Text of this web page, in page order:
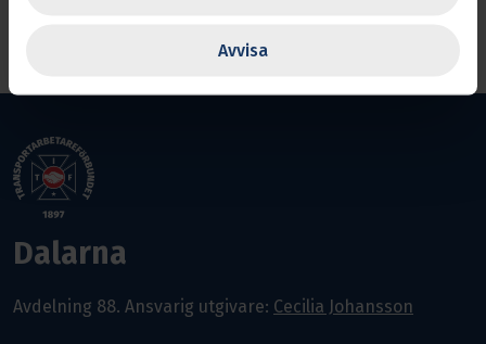
Avvisa
Dalarna
Avdelning 88. Ansvarig utgivare: Cecilia Johansson